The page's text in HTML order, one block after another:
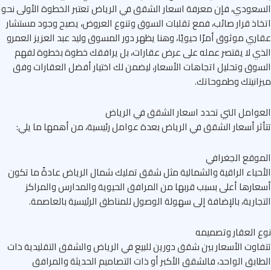
فإن معرفة اسعار الشقق في الرياض تعتبر الخطوة الأولى نحو
قرار صائب، فمع تقلبات السوق وتنوع العروض، يصبح وجود مستشار
موثوق أمرًا حيويًا، وهنا يظهر دور المسوق وليد عبد العزيز العمرو
لا يقتصر عمله على عرض عقارات، بل يرافقك خطوة بخطوة لفهم
وتحليل اتجاهات الأسعار، ليضمن لك اختيار أفضل العقارات وفق
وطموحاتك.
التي تحدد اسعار الشقق في الرياض
أسعار الشقق في الرياض بعدة عوامل رئيسية، من أهمها ما يلي:
الجغرافي
الراقية والشمالية مثل شقق تمليك شمال الرياض عادةً ما تكون
أعلى بسبب قربها من المرافق الحيوية والمدارس والمراكز
بالإضافة إلى سهولة الوصول للمناطق الرئيسية بالعاصمة.
العقار وتصميمه
الأسعار بين شقق دورين للبيع في الرياض والشقق التقليدية ذات
الواحد، فالشقق الأكبر أو ذات التصاميم الحديثة والمرافق